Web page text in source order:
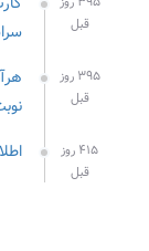
قبل
سراسری
۳۹۵ روز
قبل
۴۱۵ روز
قبل